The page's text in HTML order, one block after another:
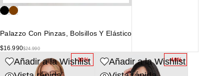
Palazzo Con Pinzas, Bolsillos Y Elástico
$24.990
$16.990
-30%
Añadir a la Wishlist
-40%
Añadir a la Wishlist